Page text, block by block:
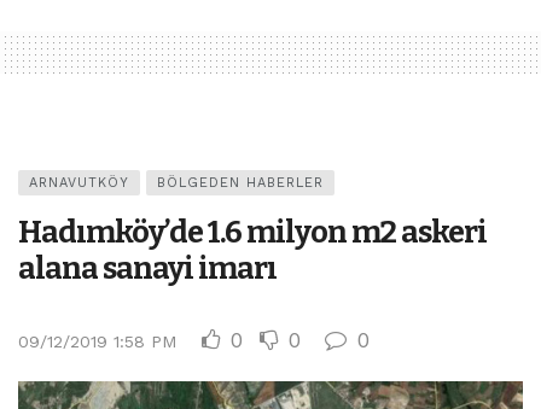
ARNAVUTKÖY BÖLGEDEN HABERLER
Hadımköy’de 1.6 milyon m2 askeri
alana sanayi imarı
09/12/2019 1:58 PM 0 0 0